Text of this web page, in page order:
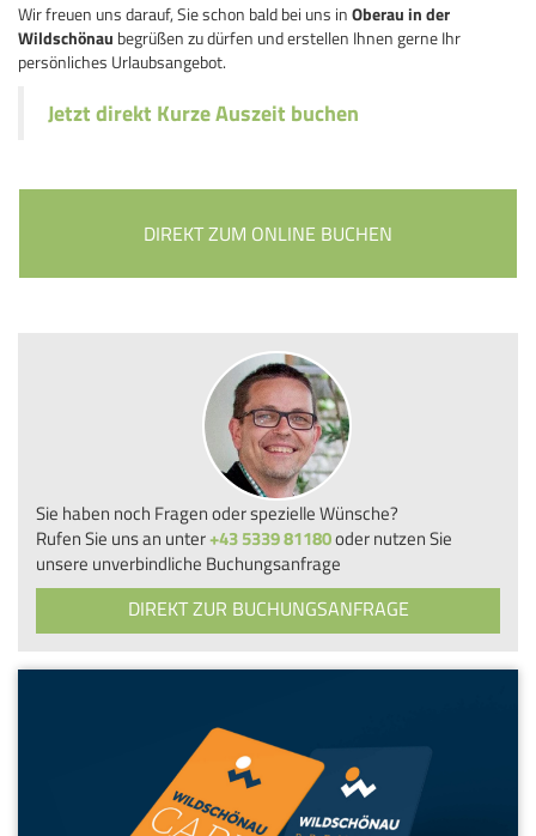
Wir freuen uns darauf, Sie schon bald bei uns inOberau in der
Wildschönau begrüßen zu dürfen und erstellen Ihnen gerne Ihr
persönliches Urlaubsangebot.
Jetzt direkt Kurze Auszeit buchen
DIREKT ZUM ONLINE BUCHEN
Sie haben noch Fragen oder spezielle Wünsche?
Rufen Sie uns an unter+43 5339 81180oder nutzen Sie
unsere unverbindliche Buchungsanfrage
DIREKT ZUR BUCHUNGSANFRAGE